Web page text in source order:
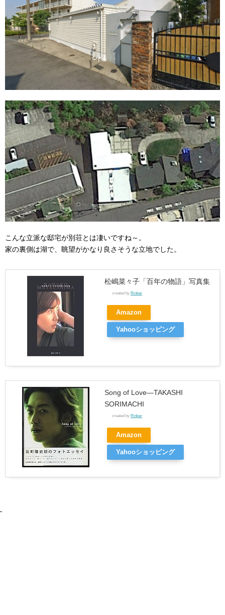
こんな立派な邸宅が別荘とは凄いですね～。
家の裏側は湖で、眺望がかなり良さそうな立地でした。
松嶋菜々子「百年の物語」写真集
created by Rinker
Amazon
Yahooショッピング
Song of Love―TAKASHI
SORIMACHI
created by Rinker
Amazon
Yahooショッピング